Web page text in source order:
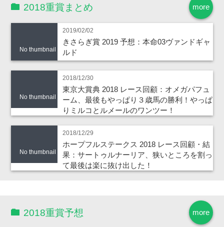
more
2018重賞まとめ
No thumbnail
2019/02/02
きさらぎ賞 2019 予想：本命03ヴァンドギャ
ルド
No thumbnail
2018/12/30
東京大賞典 2018 レース回顧：オメガパフュ
ーム、最後もやっぱり３歳馬の勝利！やっぱ
りミルコとルメールのワンツー！
No thumbnail
2018/12/29
ホープフルステークス 2018 レース回顧・結
果：サートゥルナーリア、狭いところを割っ
て最後は楽に抜け出した！
more
2018重賞予想